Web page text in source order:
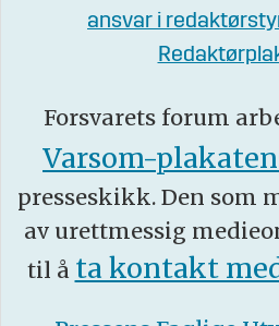
ansvar i
Forsvarets forum
Varsom-
presseskikk. Den som
av urettmessig
til å ta kontakt